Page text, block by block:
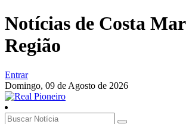
Notícias de Costa
Região
Entrar
Domingo, 09 de Agosto de 2026